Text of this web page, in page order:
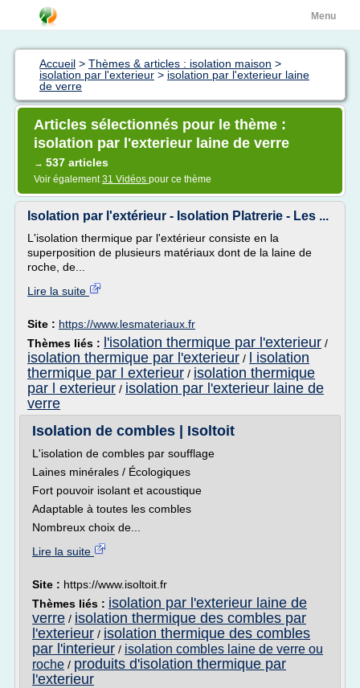
Menu
Accueil > Thèmes & articles : isolation maison >
isolation par l'exterieur > isolation par l'exterieur laine
de verre
Articles sélectionnés pour le thème :
isolation par l'exterieur laine de verre
→ 537 articles
Voir également31 Vidéos pour ce thème
Isolation par l'extérieur - Isolation Platrerie - Les ...
L'isolation thermique par l'extérieur consiste en la
superposition de plusieurs matériaux dont de la laine de
roche, de...
Lire la suite
Site : https://www.lesmateriaux.fr
Thèmes liés :
l'isolation thermique par l'exterieur /
isolation thermique par l'exterieur /
l isolation
thermique par l exterieur / isolation thermique
par l exterieur / isolation par l'exterieur laine de
verre
Isolation de combles | Isoltoit
L'isolation de combles par soufflage
Laines minérales / Écologiques
Fort pouvoir isolant et acoustique
Adaptable à toutes les combles
Nombreux choix de...
Lire la suite
Site : https://www.isoltoit.fr
Thèmes liés : isolation par l'exterieur laine de
verre / isolation thermique des combles par
l'exterieur / isolation thermique des combles
par l'interieur / isolation combles laine de verre ou
roche / produits d'isolation thermique par
l'exterieur